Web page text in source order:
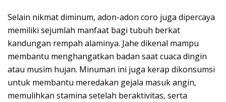
Selain nikmat diminum, adon-adon coro juga dipercaya
memiliki sejumlah manfaat bagi tubuh berkat
kandungan rempah alaminya. Jahe dikenal mampu
membantu menghangatkan badan saat cuaca dingin
atau musim hujan. Minuman ini juga kerap dikonsumsi
untuk membantu meredakan gejala masuk angin,
memulihkan stamina setelah beraktivitas, serta